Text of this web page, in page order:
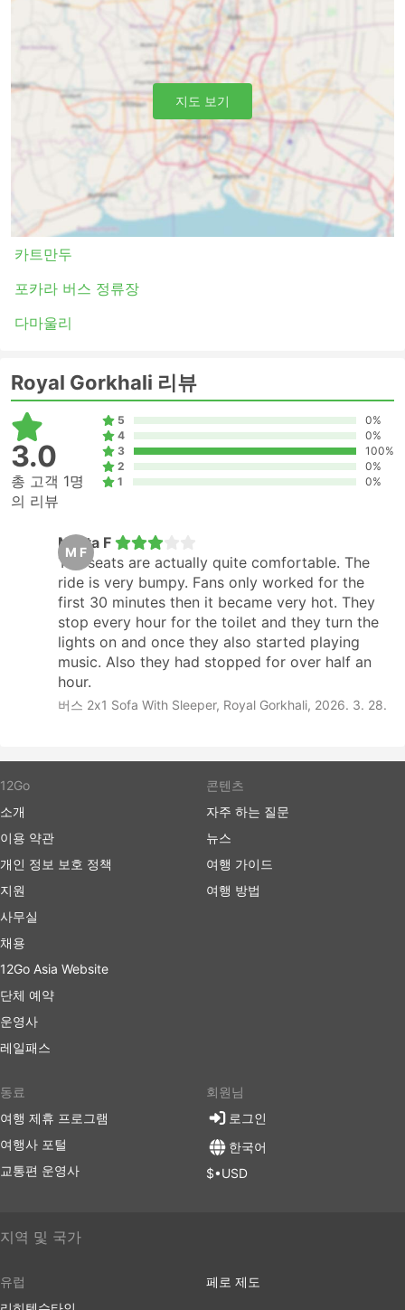
카트만두
포카라 버스 정류장
다마울리
지도 보기
Royal Gorkhali 리뷰
M F
Marta F
The seats are actually quite comfortable. The
ride is very bumpy. Fans only worked for the
first 30 minutes then it became very hot. They
stop every hour for the toilet and they turn the
lights on and once they also started playing
music. Also they had stopped for over half an
hour.
버스 2x1 Sofa With Sleeper, Royal Gorkhali, 2026. 3. 28.
3.0
총 고객 1명
의 리뷰
5
0%
4
0%
3
100%
2
0%
1
0%
12Go
소개
이용 약관
개인 정보 보호 정책
지원
사무실
채용
12Go Asia Website
단체 예약
운영사
레일패스
콘텐츠
자주 하는 질문
뉴스
여행 가이드
여행 방법
동료
여행 제휴 프로그램
여행사 포털
교통편 운영사
회원님
로그인
한국어
$•USD
지역 및 국가
유럽
페로 제도